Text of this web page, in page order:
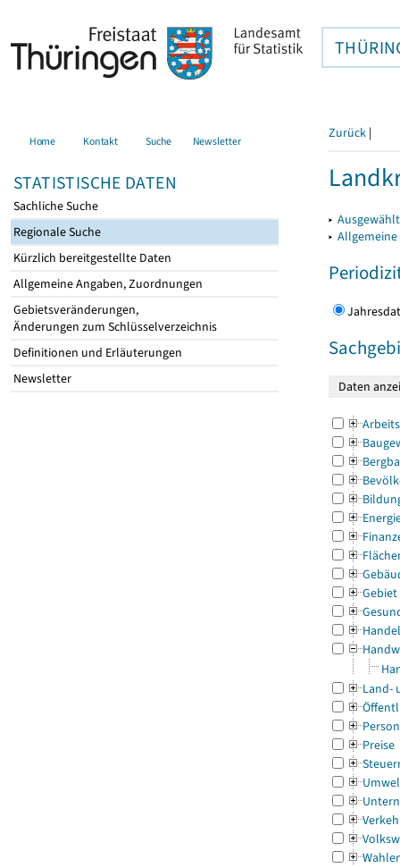
Home Kontakt Suche Newsletter
STATISTISCHE DATEN
Sachliche Suche
Regionale Suche
Kürzlich bereitgestellte Daten
Allgemeine Angaben, Zuordnungen
Gebietsveränderungen,
Änderungen zum Schlüsselverzeichnis
Definitionen und Erläuterungen
Newsletter
Zurück |
▸
▸
Gebiet
Land-
Preise